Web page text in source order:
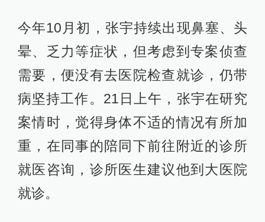
今年10月初，张宇持续出现鼻塞、头
晕、乏力等症状，但考虑到专案侦查
需要，便没有去医院检查就诊，仍带
病坚持工作。21日上午，张宇在研究
案情时，觉得身体不适的情况有所加
重，在同事的陪同下前往附近的诊所
就医咨询，诊所医生建议他到大医院
就诊。